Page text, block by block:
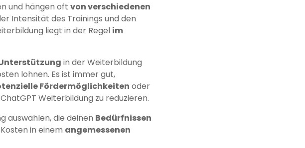
und hängen oft von verschiedenen
Intensität des Trainings und den
liegt in der Regel im
in der Weiterbildung
lohnen. Es ist immer gut,
Fördermöglichkeiten oder
Weiterbildung zu reduzieren.
auswählen, die deinen Bedürfnissen
in einem angemessenen